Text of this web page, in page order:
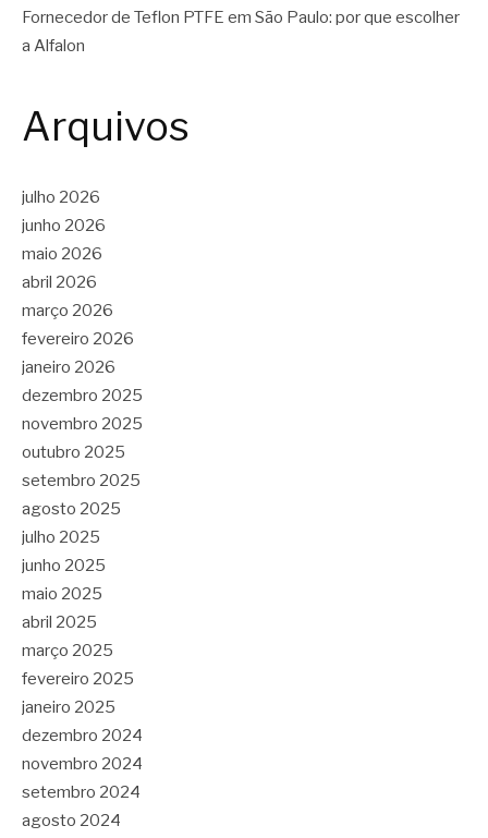
Fornecedor de Teflon PTFE em São Paulo: por que escolher
a Alfalon
Arquivos
julho 2026
junho 2026
maio 2026
abril 2026
março 2026
fevereiro 2026
janeiro 2026
dezembro 2025
novembro 2025
outubro 2025
setembro 2025
agosto 2025
julho 2025
junho 2025
maio 2025
abril 2025
março 2025
fevereiro 2025
janeiro 2025
dezembro 2024
novembro 2024
setembro 2024
agosto 2024